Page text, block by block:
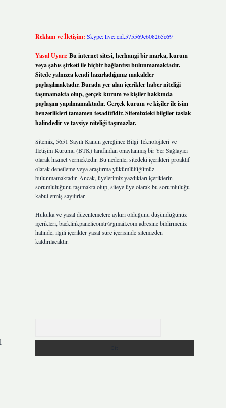
Reklam ve İletişim: Skype: live:.cid.575569c608265c69
Yasal Uyarı: Bu internet sitesi, herhangi bir marka, kurum
veya şahıs şirketi ile hiçbir bağlantısı bulunmamaktadır.
Sitede yalnızca kendi hazırladığımız makaleler
paylaşılmaktadır. Burada yer alan içerikler haber niteliği
taşımamakta olup, gerçek kurum ve kişiler hakkında
paylaşım yapılmamaktadır. Gerçek kurum ve kişiler ile isim
benzerlikleri tamamen tesadüfidir. Sitemizdeki bilgiler taslak
halindedir ve tavsiye niteliği taşımazlar.
Sitemiz, 5651 Sayılı Kanun gereğince Bilgi Teknolojileri ve
İletişim Kurumu (BTK) tarafından onaylanmış bir Yer Sağlayıcı
olarak hizmet vermektedir. Bu nedenle, sitedeki içerikleri proaktif
olarak denetleme veya araştırma yükümlülüğümüz
bulunmamaktadır. Ancak, üyelerimiz yazdıkları içeriklerin
sorumluluğunu taşımakta olup, siteye üye olarak bu sorumluluğu
kabul etmiş sayılırlar.
Hukuka ve yasal düzenlemelere aykırı olduğunu düşündüğünüz
içerikleri, backlinkpanelicomtr@gmail.comadresine bildirmeniz
halinde, ilgili içerikler yasal süre içerisinde sitemizden
kaldırılacaktır.